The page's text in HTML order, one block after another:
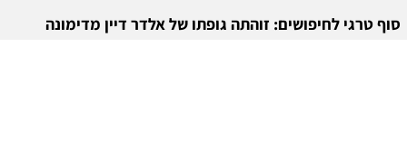
סוף טרגי לחיפושים: זוהתה גופתו של אלדר דיין מדימונה